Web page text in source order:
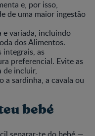
e, por isso,
de uma maior ingestão
e variada, incluindo
dos Alimentos.
as
preferencial. Evite as
de incluir,
a sardinha, a cavala ou
bebé